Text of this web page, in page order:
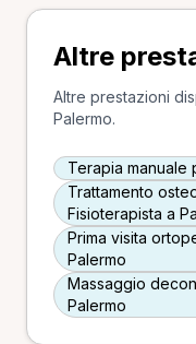
Altre
Altre prestazioni
Palermo.
Terapia manuale
Trattamento
Fisioterapista a
Prima visita
Palermo
Massaggio
Palermo